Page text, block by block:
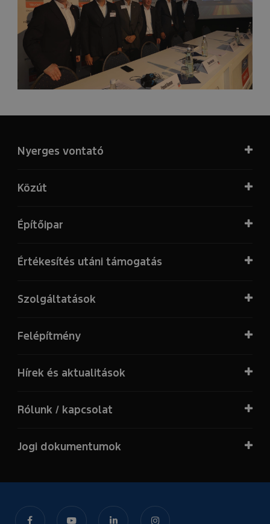
Nyerges vontató
Közút
Építőipar
Értékesítés utáni támogatás
Szolgáltatások
Felépítmény
Hírek és aktualitások
Rólunk / kapcsolat
Jogi dokumentumok